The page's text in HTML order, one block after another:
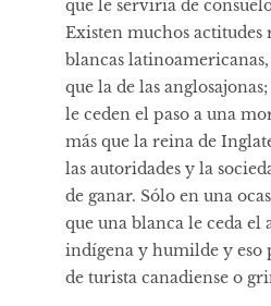
que le serviría de
Existen muchos actitudes
blancas
que la de las
le ceden el paso a una
más que la reina de
las autoridades y la
de ganar. Sólo en una
que una blanca le ceda el
indígena y humilde y eso
de turista canadiense o